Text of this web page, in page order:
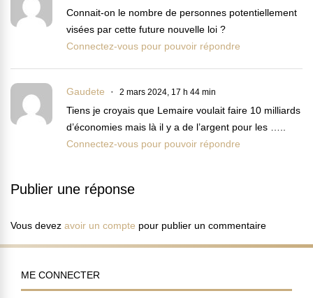
Connait-on le nombre de personnes potentiellement
visées par cette future nouvelle loi ?
Connectez-vous pour pouvoir répondre
Gaudete 2 mars 2024, 17 h 44 min
Tiens je croyais que Lemaire voulait faire 10 milliards
d’économies mais là il y a de l’argent pour les …..
Connectez-vous pour pouvoir répondre
Publier une réponse
Vous devez avoir un compte pour publier un commentaire
ME CONNECTER